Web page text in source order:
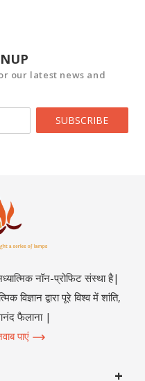
our latest news and
SUBSCRIBE
नॉन-प्रोफिट संस्था है|
विज्ञान द्वारा पूरे विश्व में शांति,
फैलाना |
पाएं